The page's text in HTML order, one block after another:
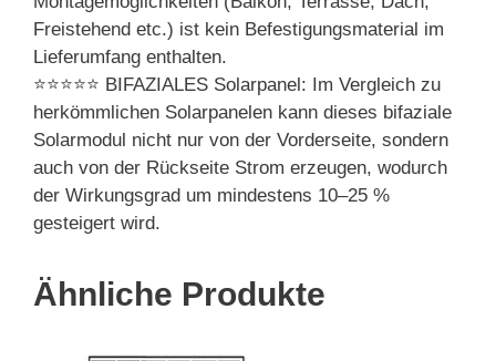
Freistehend etc.) ist kein Befestigungsmaterial im
Lieferumfang enthalten.
⭐⭐⭐⭐⭐ BIFAZIALES Solarpanel: Im Vergleich zu
herkömmlichen Solarpanelen kann dieses bifaziale
Solarmodul nicht nur von der Vorderseite, sondern
auch von der Rückseite Strom erzeugen, wodurch
der Wirkungsgrad um mindestens 10–25 %
gesteigert wird.
Ähnliche Produkte